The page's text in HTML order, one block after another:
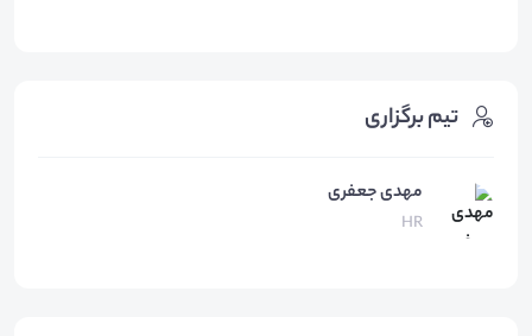
تیم برگزاری
مهدی جعفری
HR